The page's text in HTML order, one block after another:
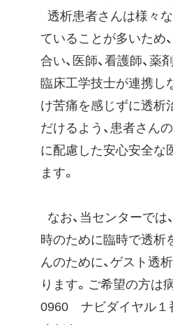
透析患者さんは様々
ていることが多いため
合い、医師、看護師、薬
臨床工学技士が連携し
け苦痛を感じずに透析
だけるよう、患者さんの
に配慮した安心安全な
ます。
なお、当センターでは
時のために臨時で透析
んのために、ゲスト透
ります。ご希望の方は
0960 ナビダイヤル１